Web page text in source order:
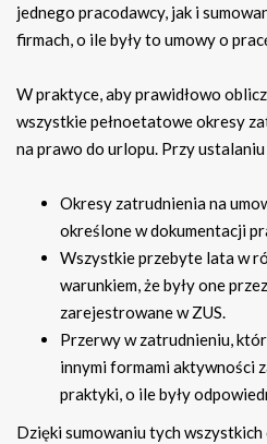
jednego pracodawcy, jak i
firmach, o ile były to umowy o
W praktyce, aby prawidłowo
wszystkie pełnoetatowe okresy
na prawo do urlopu. Przy
Okresy zatrudnienia na
określone w dokumentacji
Wszystkie przebyte lata w
warunkiem, że były one
zarejestrowane w ZUS.
Przerwy w zatrudnieniu,
innymi formami aktywności
praktyki, o ile były
Dzięki sumowaniu tych